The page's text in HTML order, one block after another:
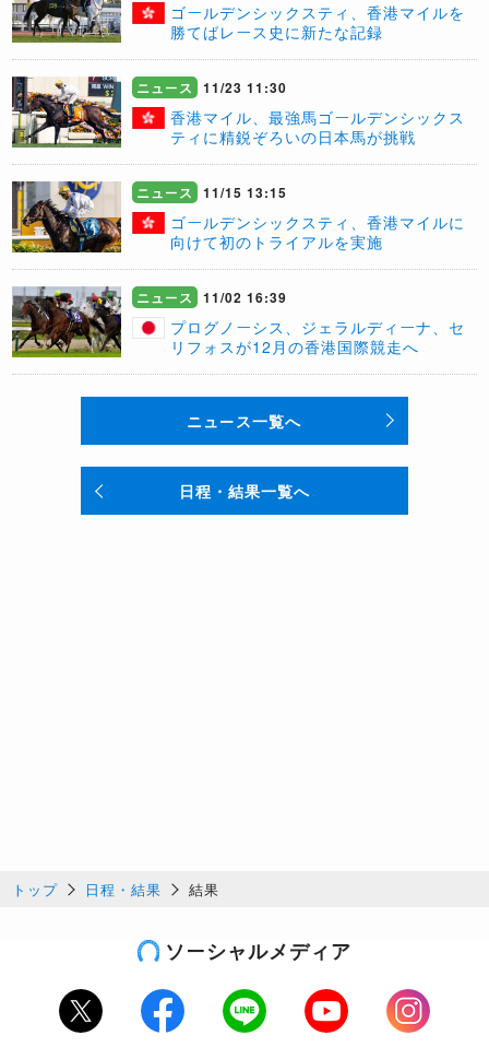
ゴールデンシックスティ、香港マイルを
勝てばレース史に新たな記録
ニュース 11/23 11:30
香港マイル、最強馬ゴールデンシックス
ティに精鋭ぞろいの日本馬が挑戦
ニュース 11/15 13:15
ゴールデンシックスティ、香港マイルに
向けて初のトライアルを実施
ニュース 11/02 16:39
プログノーシス、ジェラルディーナ、セ
リフォスが12月の香港国際競走へ
ニュース一覧へ
日程・結果一覧へ
トップ 日程・結果 結果
ソーシャルメディア
Twitter Facebook LINE Youtube
Instagram